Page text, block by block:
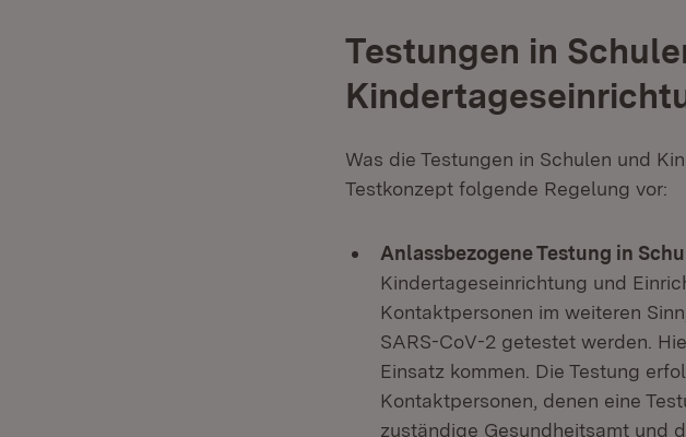
Testungen in
Was die Testungen in Schulen und
Testkonzept folgende Regelung vor:
Anlassbezogene Testung in
Kindertageseinrichtung und
Kontaktpersonen im weiteren
SARS-CoV-2 getestet werden.
Einsatz kommen. Die Testung
Kontaktpersonen, denen eine
zuständige Gesundheitsamt und